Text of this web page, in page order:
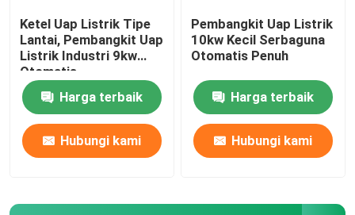
Ketel Uap Listrik Tipe
Lantai, Pembangkit Uap
Listrik Industri 9kw
Otomatis
Harga terbaik
Hubungi kami
Pembangkit Uap Listrik
10kw Kecil Serbaguna
Otomatis Penuh
Harga terbaik
Hubungi kami